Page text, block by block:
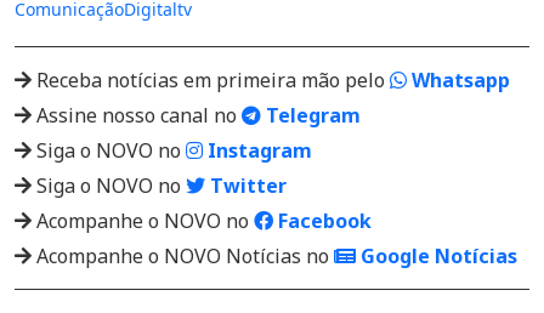
ComunicaçãoDigitaltv
Receba notícias em primeira mão pelo
Whatsapp
Assine nosso canal no
Telegram
Siga o NOVO no
Instagram
Siga o NOVO no
Twitter
Acompanhe o NOVO no
Facebook
Acompanhe o NOVO Notícias no
Google Notícias